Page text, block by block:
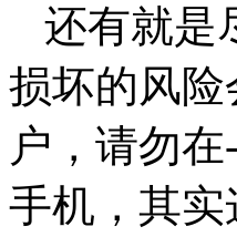
还有就是
损坏的风
户，请勿
手机，其